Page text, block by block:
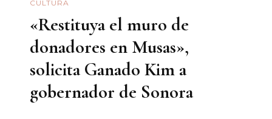
CULTURA
«Restituya el muro de
donadores en Musas»,
solicita Ganado Kim a
gobernador de Sonora